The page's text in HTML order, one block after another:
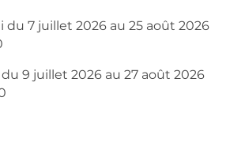
du 7 juillet 2026 au 25 août 2026
9 juillet 2026 au 27 août 2026